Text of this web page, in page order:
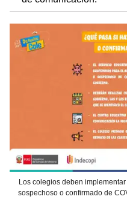
Los colegios deben
sospechoso o confirmado de